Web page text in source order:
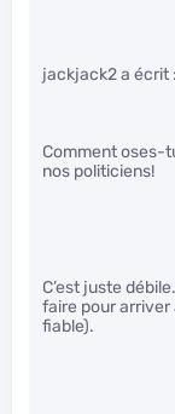
jackjack2 a écrit :
Comment oses-
nos politiciens!
C’est juste
faire pour arriver
fiable).